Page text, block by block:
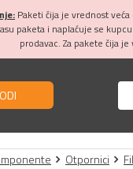
Paketi čija je vrednost veća
paketa i naplaćuje se
prodavac. Za pakete čija
Otpornici